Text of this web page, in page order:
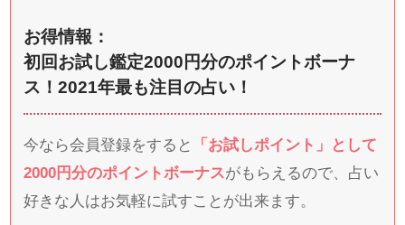
お得情報：
初回お試し鑑定2000円分のポイントボーナ
ス！2021年最も注目の占い！
今なら会員登録をすると
「お試しポイント」として
2000円分のポイントボーナスがもらえるので、占い
好きな人はお気軽に試すことが出来ます。